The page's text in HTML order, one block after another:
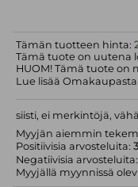
Tämän tuotteen hinta:
Tämä tuote on uutena
HUOM! Tämä tuote on
Lue lisää
siisti, ei merkintöjä,
Myyjän aiemmin
Positiivisia arvosteluita:
Negatiivisia
Myyjällä myynnissä